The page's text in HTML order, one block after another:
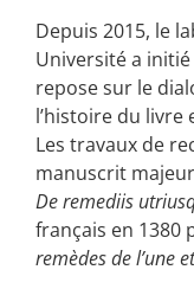
Depuis 2015, le
Université a
repose sur le
l’histoire du livre
Les travaux de
manuscrit
De remediis
français en 1380
remèdes de l’une